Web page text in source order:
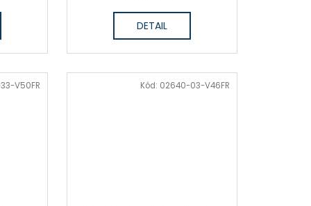
DETAIL
V50FR
VÝPREDAJ ZÁSOBKód: 02640-03-V46FR